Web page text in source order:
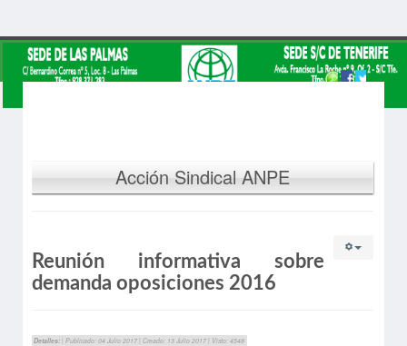
Acción Sindical ANPE
Reunión informativa sobre
demanda oposiciones 2016
Detalles: | Publicado: 04 Julio 2017 | Creado: 13 Julio 2017 | Visto: 4548